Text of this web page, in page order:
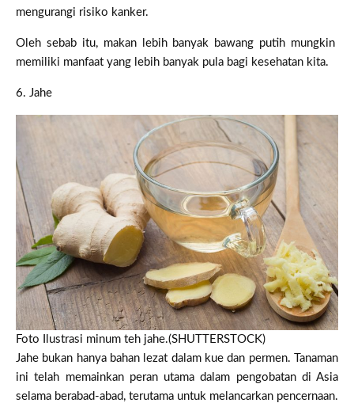
mengurangi risiko kanker.
Oleh sebab itu, makan lebih banyak bawang putih mungkin
memiliki manfaat yang lebih banyak pula bagi kesehatan kita.
6. Jahe
Foto Ilustrasi minum teh jahe.(SHUTTERSTOCK)
Jahe bukan hanya bahan lezat dalam kue dan permen. Tanaman
ini telah memainkan peran utama dalam pengobatan di Asia
selama berabad-abad, terutama untuk melancarkan pencernaan.